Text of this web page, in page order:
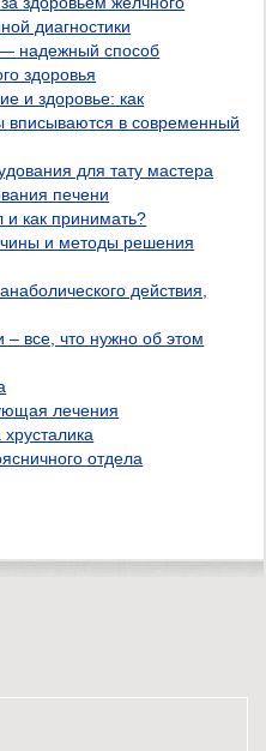
диагностики
— надежный способ
здоровья
и здоровье: как
вписываются в современный
для тату мастера
печени
и как принимать?
и методы решения
действия,
– все, что нужно об этом
лечения
отдела